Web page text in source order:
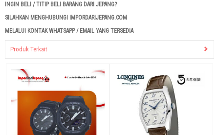
INGIN BELI / TITIP BELI BARANG DARI JEPANG?
SILAHKAN MENGHUBUNGI IMPORDARIJEPANG.COM
MELALUI KONTAK WHATSAPP / EMAIL YANG TERSEDIA
Produk Terkait